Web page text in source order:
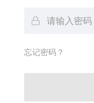
忘记密码？